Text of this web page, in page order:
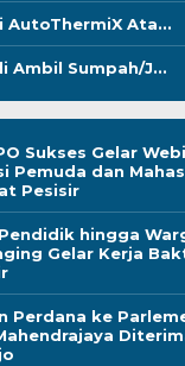
AutoThermiX Ata...
Ambil Sumpah/J...
Sukses Gelar
Pemuda dan
Pesisir
hingga
Gelar Kerja
Perdana ke